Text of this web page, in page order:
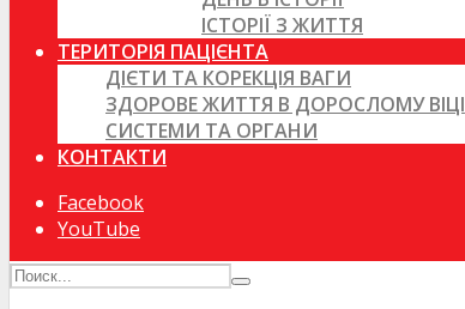
ІСТОРІЇ З ЖИТТЯ
ТЕРИТОРІЯ ПАЦІЄНТА
ДІЄТИ ТА КОРЕКЦІЯ ВАГИ
ЗДОРОВЕ ЖИТТЯ В ДОРОСЛОМУ ВІЦІ
СИСТЕМИ ТА ОРГАНИ
КОНТАКТИ
Facebook
YouTube